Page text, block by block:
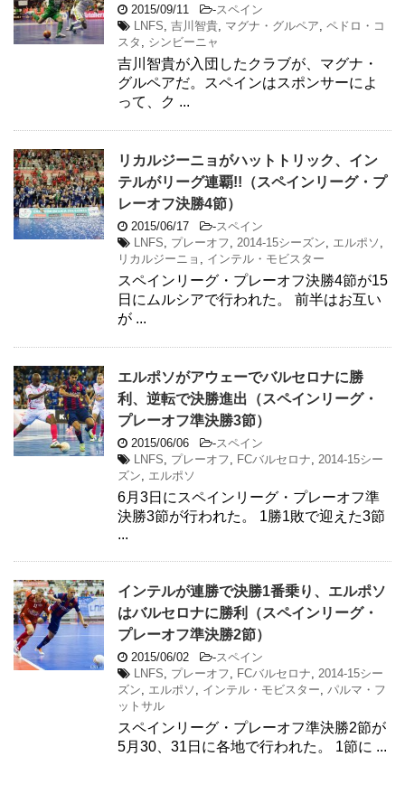
2015/09/11 -スペイン
LNFS 吉川智貴 マグナ・グルペア ペドロ・コ
スタ
シンビーニャ
吉川智貴が入団したクラブが、マグナ・
グルペアだ。スペインはスポンサーによ
って、ク ...
リカルジーニョがハットトリック、イン
テルがリーグ連覇!!（スペインリーグ・プ
レーオフ決勝4節）
2015/06/17 -スペイン
LNFS
プレーオフ 2014-15シーズン エルポソ
リカルジーニョ
インテル・モビスター
スペインリーグ・プレーオフ決勝4節が15
日にムルシアで行われた。 前半はお互い
が ...
エルポソがアウェーでバルセロナに勝
利、逆転で決勝進出（スペインリーグ・
プレーオフ準決勝3節）
2015/06/06 -スペイン
LNFS
プレーオフ FCバルセロナ
2014-15シー
ズン
エルポソ
6月3日にスペインリーグ・プレーオフ準
決勝3節が行われた。 1勝1敗で迎えた3節
...
インテルが連勝で決勝1番乗り、エルポソ
はバルセロナに勝利（スペインリーグ・
プレーオフ準決勝2節）
2015/06/02 -スペイン
LNFS
プレーオフ FCバルセロナ
2014-15シー
ズン
エルポソ インテル・モビスター
パルマ・フ
ットサル
スペインリーグ・プレーオフ準決勝2節が
5月30、31日に各地で行われた。 1節に ...